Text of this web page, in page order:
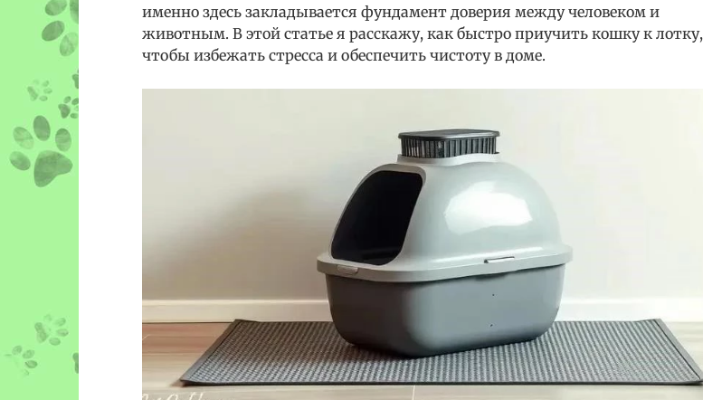
именно здесь закладывается фундамент доверия между человеком и
животным. В этой статье я расскажу, как быстро приучить кошку к лотку,
чтобы избежать стресса и обеспечить чистоту в доме.